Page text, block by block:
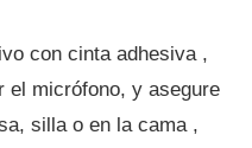
con cinta adhesiva ,
el micrófono, y asegure
silla o en la cama ,